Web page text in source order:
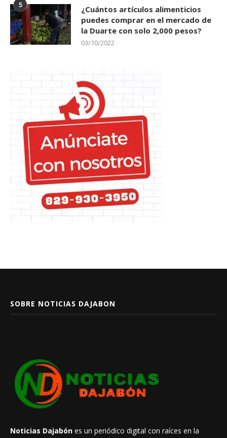
5
¿Cuántos artículos alimenticios
puedes comprar en el mercado de
la Duarte con solo 2,000 pesos?
03/10/2022
SOBRE NOTICIAS DAJABON
Noticias Dajabón es un periódico digital con raíces en la